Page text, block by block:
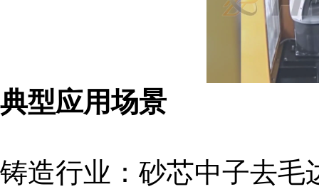
典型应用场景
铸造行业：砂芯中子去毛